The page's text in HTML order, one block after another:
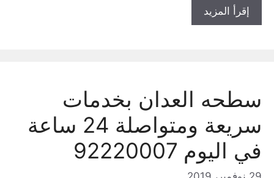
إقرأ المزيد
سطحه العدان بخدمات
سريعة ومتواصلة 24 ساعة
في اليوم 92220007